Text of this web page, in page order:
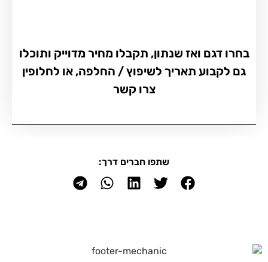
בחרו דגם ואז שנתון, תקבלו מחיר מדוייק ותוכלו
גם לקבוע תאריך לשיפוץ / החלפה, או לחלופין
צרו קשר
שתפו חברים דרך: